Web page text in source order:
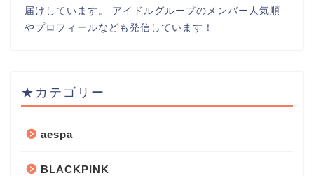
届けしています。 アイドルグループのメンバー人気順
やプロフィールなども発信しています！
★カテゴリー
aespa
BLACKPINK